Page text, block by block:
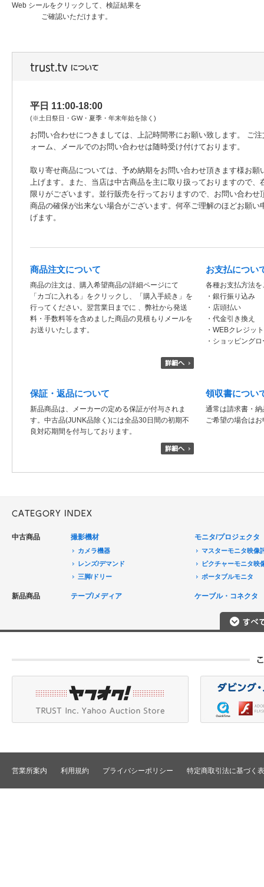
Web シールをクリックして、検証結果を
ご確認いただけます。
平日 11:00-18:00
(※土日祭日・GW・夏季・年末年始を除く)
お問い合わせにつきましては、上記時間帯にお願い致します。 ご注
ォーム、メールでのお問い合わせは随時受け付けております。
取り寄せ商品については、予め納期をお問い合わせ頂きます様お願
上げます。また、当店は中古商品を主に取り扱っておりますので、
限りがございます。並行販売を行っておりますので、お問い合わせ
商品の確保が出来ない場合がございます。何卒ご理解のほどお願い
げます。
商品注文について
商品の注文は、購入希望商品の詳細ページにて
「カゴに入れる」をクリックし、「購入手続き」を
行ってください。翌営業日までに 、弊社から発送
料・手数料等を含めました商品の見積もりメールを
お送りいたします。
お支払につい
各種お支払方法
・銀行振り込み
・店頭払い
・代金引き換え
・WEBクレジッ
・ショッピング
保証・返品について
新品商品は、メーカーの定める保証が付与されま
す。中古品(JUNK品除く)には全品30日間の初期不
良対応期間を付与しております。
領収書につい
通常は請求書・
ご希望の場合は
中古商品 撮影機材
カメラ機器
レンズ/デマンド
三脚/ドリー
ポータブルレコーダ
SD仕様VTR
HD仕様VTR
メモリーレコーダ/ディスクレコー
VTRインターフェース/アクセサリ
モニタ/プロジェクタ
マスターモニタ映像
ピクチャーモニタ映
ポータブルモニタ
プロジェクタ
プロジェクタアクセ
スイッチャ
編集コントローラ
コンバータ
TBC/FS
新品商品 テープ/メディア
DLT/LTO
ケーブル・コネクタ
営業所案内 利用規約 プライバシーポリシー 特定商取引法に基づく